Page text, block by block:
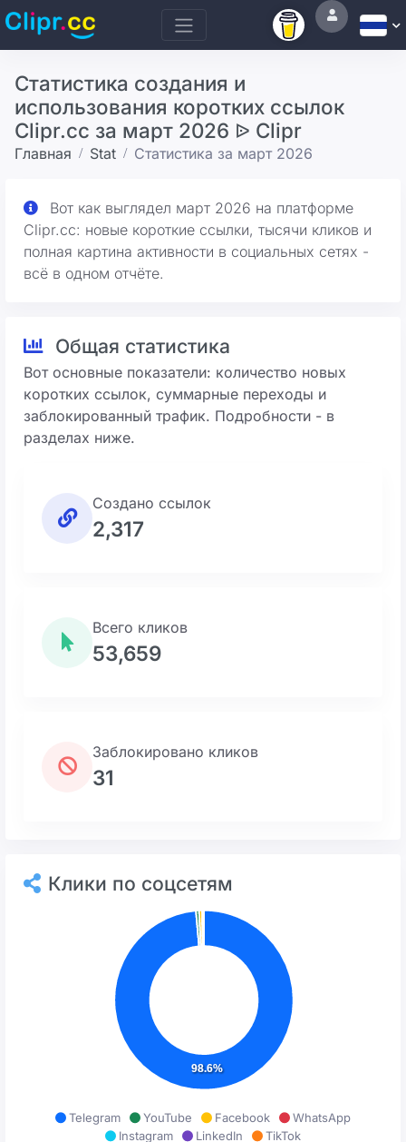
Статистика создания и
использования коротких ссылок
Clipr.cc за март 2026 ᐉ Clipr
Главная Stat Статистика за март 2026
Вот как выглядел март 2026 на платформе
Clipr.cc: новые короткие ссылки, тысячи кликов и
полная картина активности в социальных сетях -
всё в одном отчёте.
Общая статистика
Вот основные показатели: количество новых
коротких ссылок, суммарные переходы и
заблокированный трафик. Подробности - в
разделах ниже.
Создано ссылок
2,317
Всего кликов
53,659
Заблокировано кликов
31
Клики по соцсетям
Telegram YouTube Facebook
WhatsApp
Instagram
LinkedIn TikTok
98.6%